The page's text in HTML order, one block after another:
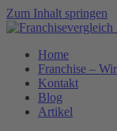
Zum Inhalt springen
Home
Franchise –
Kontakt
Blog
Artikel